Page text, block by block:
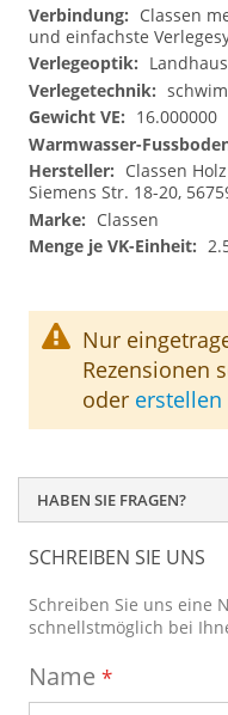
Classen
und einfachste
16.000000
Classen
Siemens Str. 18-20,
Classen
Nur
Rezensionen
oder erstellen
HABEN SIE FRAGEN?
SCHREIBEN SIE UNS
Schreiben Sie uns eine
schnellstmöglich bei
Name